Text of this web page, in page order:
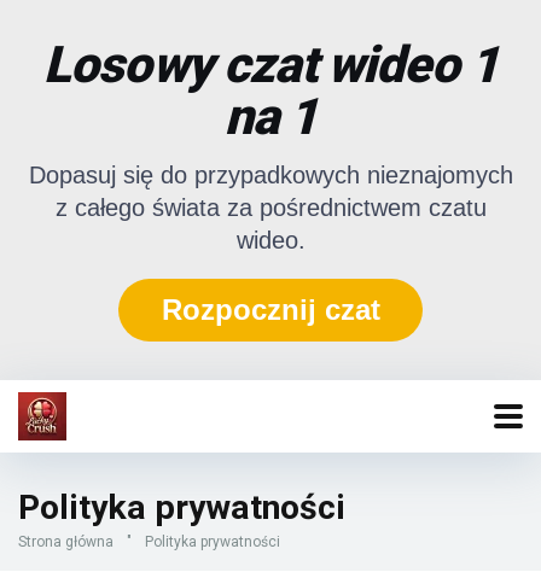
Losowy czat wideo 1
na 1
Dopasuj się do przypadkowych nieznajomych
z całego świata za pośrednictwem czatu
wideo.
Rozpocznij czat
Polityka prywatności
Strona główna " Polityka prywatności